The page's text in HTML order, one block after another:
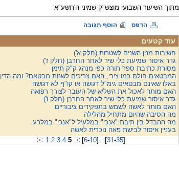
מתוך השיעור השבועי מוצש"ק שמיני ה'תשע"א
הדפס הוסף תגובה
עוד קטעים
חשיבות מנין השנים לשטרות (חלק א')
גדר איסור שמיעת כלי שיר לאחר החרבן (חלק ז')
מסורת כתיבת ספר תורה כפי מנהג ק"ק תימן
המבטאים חולם כמו צירי, האם צריכים לשנות מבטאם? ומה הדין
באלו שאינם מבטאים גימ"ל דגושה או קו"ף לא דגושה
האם מותר לאכול את השליא של העובר לצורך רפואה
גדר איסור שמיעת כלי שיר לאחר החרבן (חלק ו')
האם מותר לאשה לשמש בתפקידים ציבוריים
מה הסיבה שהיום מתחיל מהלילה
מה ההבדל בין תיבת "אנכי" במלעיל ל"אנכי" במלרע
בעניין איסור לבישת פאה נוכרית לאשה
1 2 3 4 5 [6-10] ... [31-35]